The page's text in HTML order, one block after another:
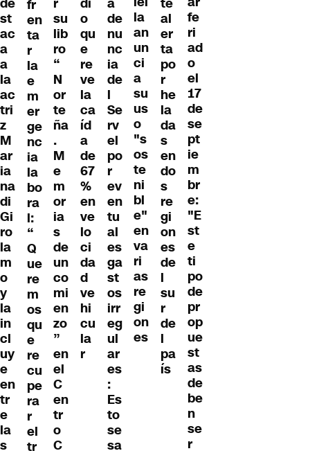
st
ac
a
a
la
ac
tri
z
M
ar
ia
na
di
Gi
ro
la
m
o
y
la
in
cl
uy
e
en
tr
e
la
s
fr
en
ta
r
la
e
m
er
ge
nc
ia
la
bo
ra
l:
“
Q
ue
re
m
os
qu
e
re
cu
pe
ra
r
el
tr
su
lib
ro
“
N
or
te
ña
.
M
e
m
or
ia
s
de
un
co
mi
en
zo
”
en
el
C
en
tr
o
C
o
qu
e
re
ve
la
ca
íd
a
de
67
%
en
ve
lo
ci
da
d
ve
hi
cu
la
r
de
nu
nc
ia
de
l
Se
rv
el
po
r
ev
en
tu
al
es
ga
st
os
irr
eg
ul
ar
es
:
Es
to
se
sa
la
an
un
ci
a
su
us
o
"s
os
te
ni
bl
e"
en
va
ri
as
re
gi
on
es
al
er
ta
po
r
he
la
da
s
en
do
s
re
gi
on
es
de
l
su
r
de
l
pa
ís
fe
ri
ad
o
el
17
de
se
pt
ie
m
br
e:
"E
st
e
ti
po
de
pr
op
ue
st
as
de
be
n
se
r